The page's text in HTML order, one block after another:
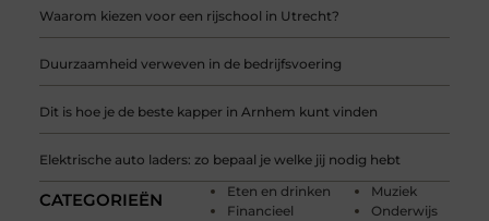
Waarom kiezen voor een rijschool in Utrecht?
Duurzaamheid verweven in de bedrijfsvoering
Dit is hoe je de beste kapper in Arnhem kunt vinden
Elektrische auto laders: zo bepaal je welke jij nodig hebt
CATEGORIEËN
Eten en drinken
Financieel
Muziek
Onderwijs